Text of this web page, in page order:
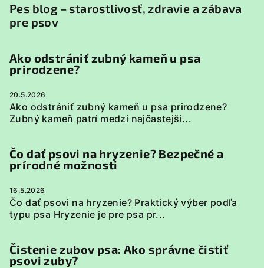
Pes blog – starostlivosť, zdravie a zábava
pre psov
Ako odstrániť zubný kameň u psa
prirodzene?
20.5.2026
Ako odstrániť zubný kameň u psa prirodzene?
Zubný kameň patrí medzi najčastejši...
Čo dať psovi na hryzenie? Bezpečné a
prírodné možnosti
16.5.2026
Čo dať psovi na hryzenie? Praktický výber podľa
typu psa Hryzenie je pre psa pr...
Čistenie zubov psa: Ako správne čistiť
psovi zuby?